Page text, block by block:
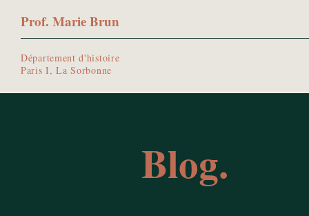
Prof. Marie Brun
Département d'histoire
Paris I, La Sorbonne
Blog.